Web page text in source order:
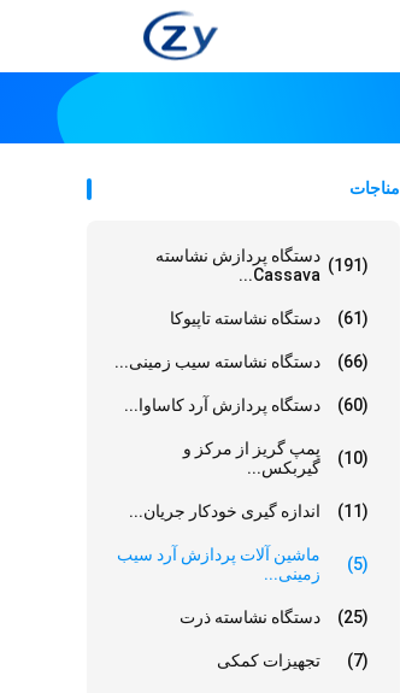
مناجات
دستگاه پردازش نشاسته
Cassava...
(191)
دستگاه نشاسته تاپیوکا (61)
دستگاه نشاسته سیب زمینی... (66)
دستگاه پردازش آرد کاساوا... (60)
پمپ گریز از مرکز و
گیربکس...
(10)
اندازه گیری خودکار جریان... (11)
ماشین آلات پردازش آرد سیب
زمینی...
(5)
دستگاه نشاسته ذرت (25)
تجهیزات کمکی (7)